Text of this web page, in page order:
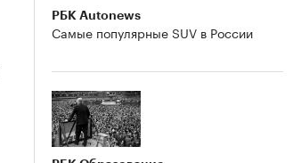
РБК Autonews
Самые популярные SUV в России